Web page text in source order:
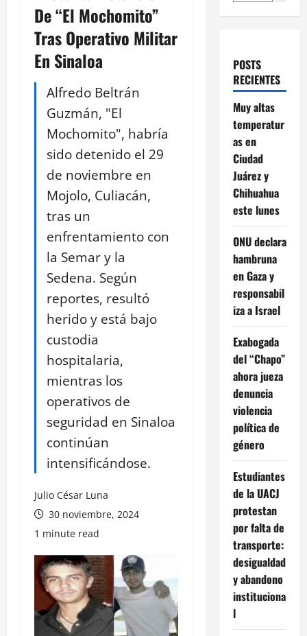
De “El Mochomito”
Tras Operativo Militar
En Sinaloa
Alfredo Beltrán
Guzmán, "El
Mochomito", habría
sido detenido el 29
de noviembre en
Mojolo, Culiacán,
tras un
enfrentamiento con
la Semar y la
Sedena. Según
reportes, resultó
herido y está bajo
custodia
hospitalaria,
mientras los
operativos de
seguridad en Sinaloa
continúan
intensificándose.
Julio César Luna
30 noviembre, 2024
1 minute read
POSTS
RECIENTES
Muy altas
temperatur
as en
Ciudad
Juárez y
Chihuahua
este lunes
ONU declara
hambruna
en Gaza y
responsabil
iza a Israel
Exabogada
del “Chapo”
ahora jueza
denuncia
violencia
política de
género
Estudiantes
de la UACJ
protestan
por falta de
transporte:
desigualdad
y abandono
instituciona
l